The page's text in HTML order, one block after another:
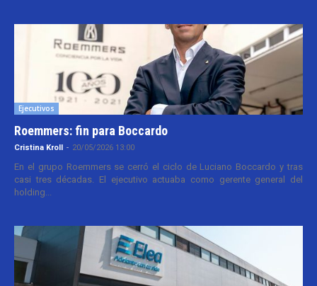
Ejecutivos
Roemmers: fin para Boccardo
Cristina Kroll - 20/05/2026 13:00
En el grupo Roemmers se cerró el ciclo de Luciano Boccardo y tras
casi tres décadas. El ejecutivo actuaba como gerente general del
holding...